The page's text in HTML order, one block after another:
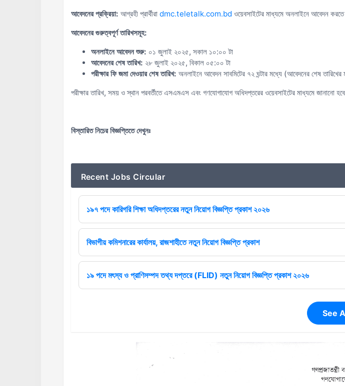
আবেদনের প্রক্রিয়া: আগ্রহী প্রার্থীরা dmc.teletalk.com.bd ওয়েবসাইটের মাধ্যমে অনলাইনে আবেদন
আবেদনের গুরুত্বপূর্ণ তারিখসমূহ:
অনলাইনে আবেদন শুরু: ০১ জুলাই ২০২৫, সকাল ১০:০০ টা
আবেদনের শেষ তারিখ: ২৮ জুলাই ২০২৫, বিকাল ০৫:০০ টা
পরীক্ষার ফি জমা দেওয়ার শেষ তারিখ: অনলাইনে আবেদন সাবমিটের ৭২ ঘন্টার মধ্যে (আবেদনের শেষ
পরীক্ষার তারিখ, সময় ও স্থান পরবর্তীতে এসএমএস এবং গণযোগাযোগ অধিদপ্তরের ওয়েবসাইটের মাধ্যমে জানানো
বিস্তারিত নিচের বিজ্ঞপ্তিতে দেখুনঃ
Recent Jobs Circular
১৯৭ পদে কারিগরি শিক্ষা অধিদপ্তরের নতুন নিয়োগ বিজ্ঞপ্তি প্রকাশ ২০২৬
বিভাগীয় কমিশনারের কার্যালয়, রাজশাহীতে নতুন নিয়োগ বিজ্ঞপ্তি প্রকাশ
১৯ পদে মৎস্য ও প্রাণিসম্পদ তথ্য দপ্তরে (FLID) নতুন নিয়োগ বিজ্ঞপ্তি প্রকাশ ২০২৬
See